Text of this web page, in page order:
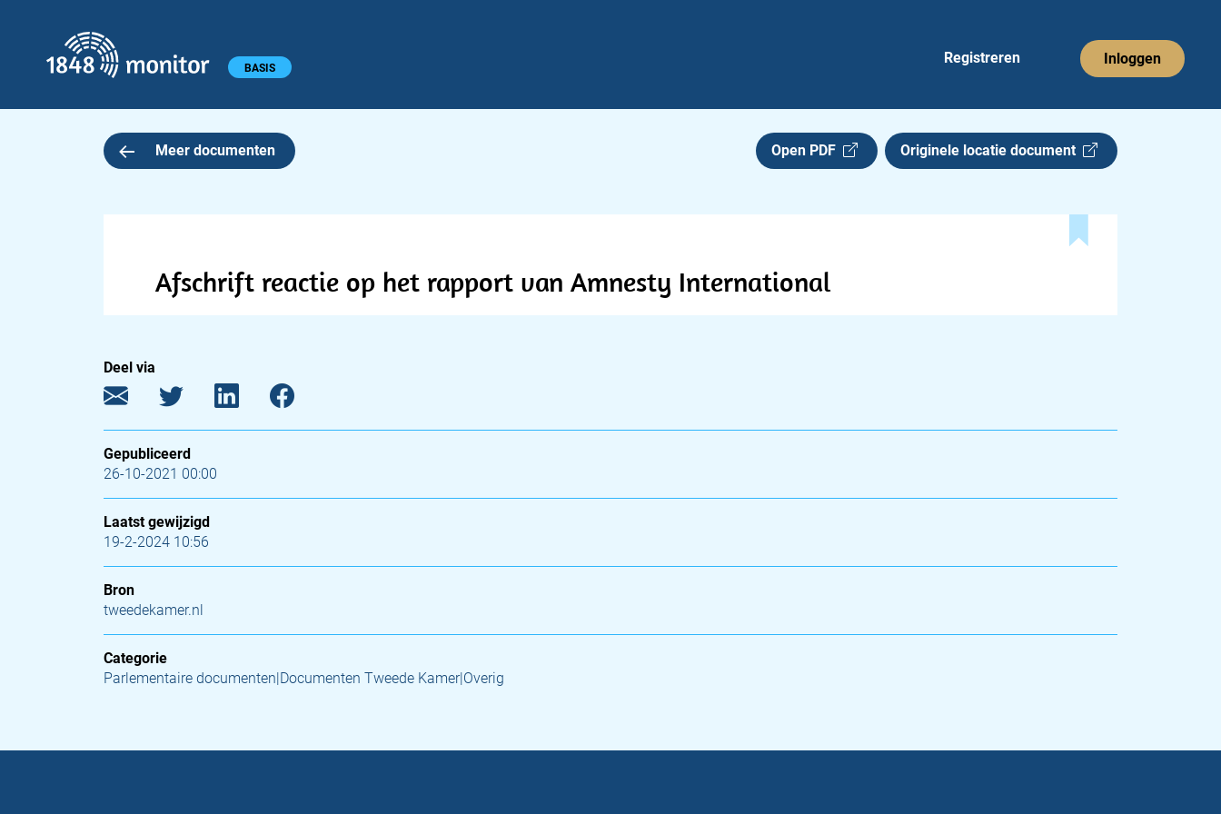
Hoofdmenu BASIS
Registreren Inloggen
Meer documenten Open PDF Originele locatie document
Afschrift reactie op het rapport van Amnesty International
Deel via
Gepubliceerd
26-10-2021 00:00
Laatst gewijzigd
19-2-2024 10:56
Bron
tweedekamer.nl
Categorie
Parlementaire documenten|Documenten Tweede Kamer|Overig